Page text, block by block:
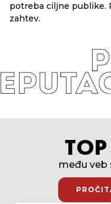
potreba ciljne publike.
zahtev.
među veb